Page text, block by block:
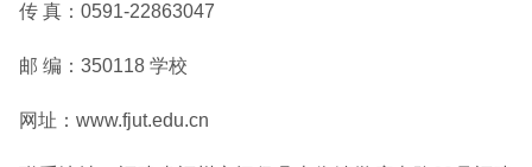
传 真：0591-22863047
邮 编：350118 学校
网址：www.fjut.edu.cn